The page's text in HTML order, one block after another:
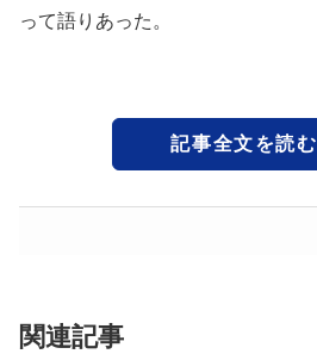
って語りあった。
記事全文を読む
関連記事